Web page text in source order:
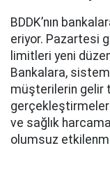
BDDK’nın
eriyor. Pazartesi
limitleri yeni
Bankalara, sistem
müşterilerin gelir
ve sağlık
olumsuz